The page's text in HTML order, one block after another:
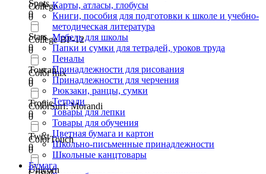
Spots
0
Stars
0
Toucan
0
Tropic
0
Twist
0
Unicorn
College
0
College BP-12
0
Color mix
0
ColorSurf. Morandi
0
ColorTouch
0
Карты, атласы, глобусы
Книги, пособия для подготовки к школе и учебно-
методическая литература
Мебель для школы
Папки и сумки для тетрадей, уроков труда
Пеналы
Принадлежности для рисования
Принадлежности для черчения
Рюкзаки, ранцы, сумки
Тетради
Товары для лепки
Товары для обучения
Цветная бумага и картон
Школьно-письменные принадлежности
Школьные канцтовары
Бумага